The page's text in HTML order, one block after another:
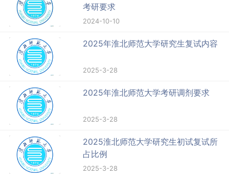
考研要求
2024-10-10
2025年淮北师范大学研究生复试内容
2025-3-28
2025年淮北师范大学考研调剂要求
2025-3-28
2025淮北师范大学研究生初试复试所
占比例
2025-3-28